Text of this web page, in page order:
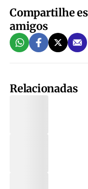
Compartilhe
amigos
Relacionadas